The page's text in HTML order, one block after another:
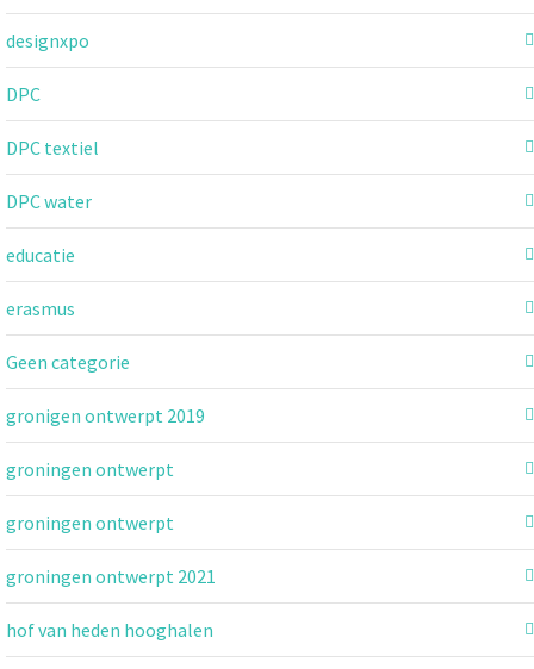
designxpo
DPC
DPC textiel
DPC water
educatie
erasmus
Geen categorie
gronigen ontwerpt 2019
groningen ontwerpt
groningen ontwerpt
groningen ontwerpt 2021
hof van heden hooghalen